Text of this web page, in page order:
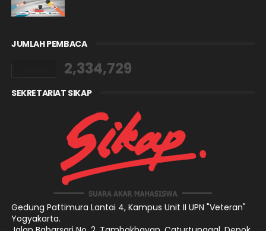
JUMLAH PEMBACA
2,334,729
SEKRETARIAT SIKAP
Gedung Pattimura Lantai 4, Kampus Unit II UPN "Veteran"
Yogyakarta.